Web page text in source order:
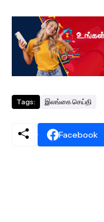
Tags: இலங்கை செய்தி
Facebook